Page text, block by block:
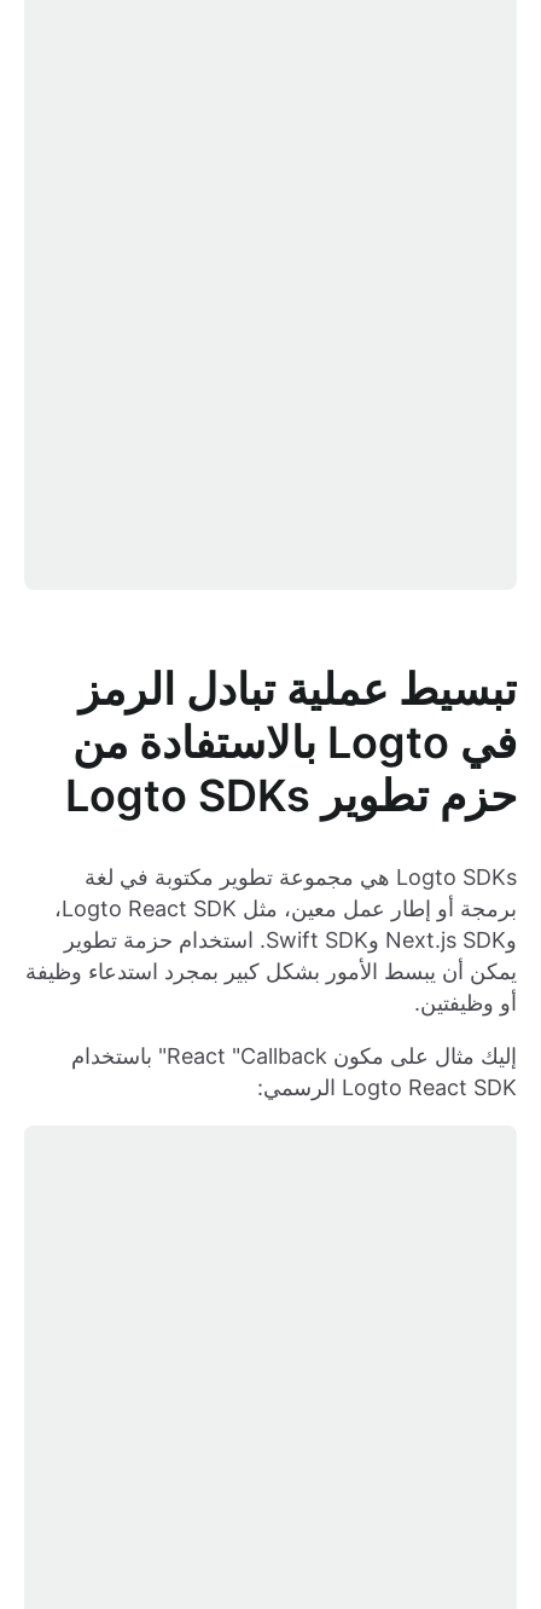
تبسيط عملية تبادل الرمز
في Logto بالاستفادة من
حزم تطوير Logto SDKs
Logto SDKs هي مجموعة تطوير مكتوبة في لغة
برمجة أو إطار عمل معين، مثل Logto React SDK،
وNext.js SDK وSwift SDK. استخدام حزمة تطوير
يمكن أن يبسط الأمور بشكل كبير بمجرد استدعاء وظيفة
أو وظيفتين.
إليك مثال على مكون React "Callback" باستخدام
Logto React SDK الرسمي: